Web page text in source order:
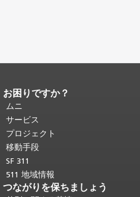
ページコンテンツの終わり。
ジの残りの部分はすべてのページで繰
り返されます。
頭に戻る。
お困りですか？
ムニ
サービス
プロジェクト
移動手段
SF 311
511 地域情報
つながりを保ちましょう